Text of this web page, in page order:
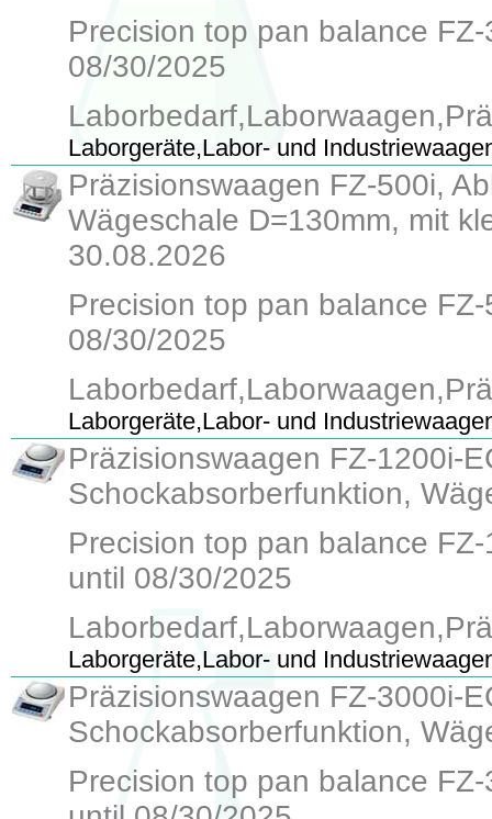
Precision top pan balance
08/30/2025
Laborgeräte,Labor- und
Präzisionswaagen FZ-500i,
Wägeschale D=130mm, mit
30.08.2026
Precision top pan balance
08/30/2025
Laborgeräte,Labor- und
Präzisionswaagen FZ-1200i-
Schockabsorberfunktion,
Precision top pan balance
until 08/30/2025
Laborgeräte,Labor- und
Präzisionswaagen FZ-3000i-
Schockabsorberfunktion,
Precision top pan balance